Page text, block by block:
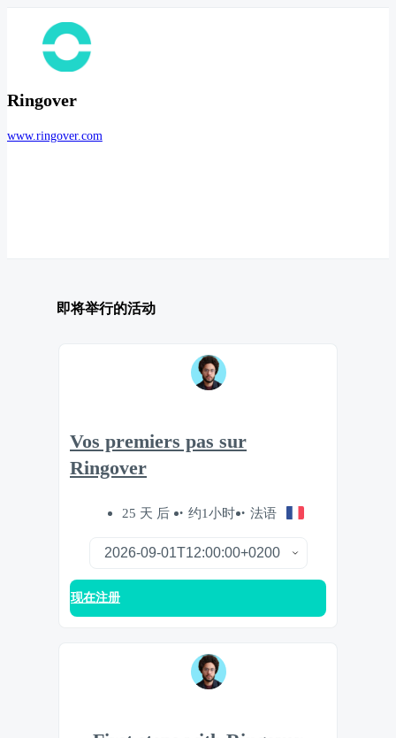
Ringover
www.ringover.com
即将举行的活动
Vos premiers pas sur
Ringover
25 天 后 约1小时 法语
现在注册